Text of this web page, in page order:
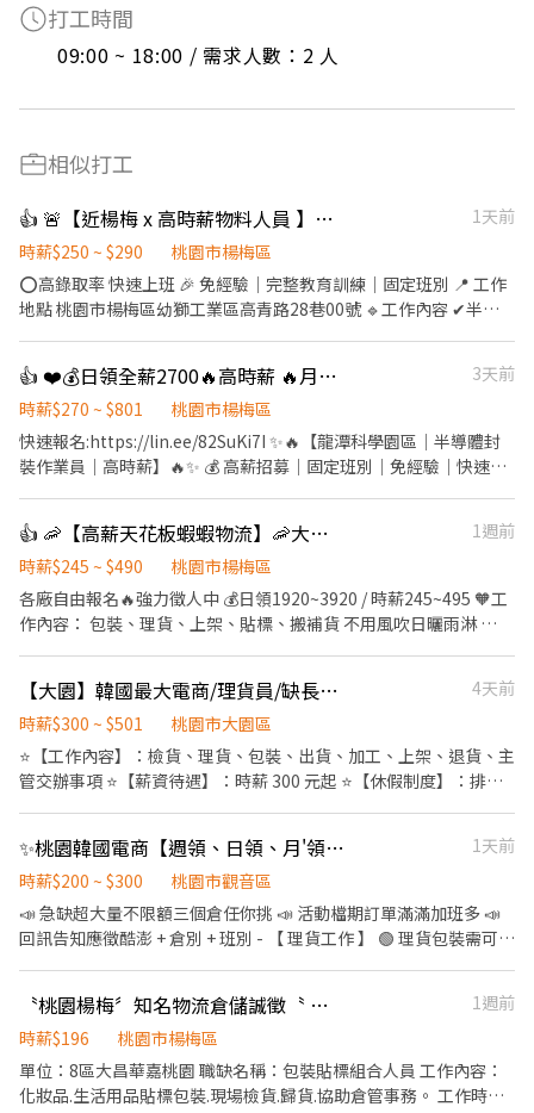
打工時間
09:00 ~ 18:00 / 需求人數：2 人
相似打工
👍 🚨【近楊梅 x 高時薪物料人員 】固定班｜週休六日｜無經驗可 🔥
1天前
時薪$250 ~ $290
桃園市楊梅區
⭕高錄取率 快速上班 🎉 免經驗｜完整教育訓練｜固定班別 📍 工作
地點 桃園市楊梅區幼獅工業區高青路28巷00號 🔹工作內容 ✔半導
小時，固定班別不輪班 🕒固定班別（免輪班） 🔸 早班｜08:00－
17:00（休息1小時） 🔸 中班｜15:00－24:00（休息1小時） 🔸 夜班
｜23:00－08:00（休息1小時） 💰薪資待遇 ⭐日班 08:00-17:00
$250(H) ⭐$44,000 含加班約 $64,000 ⭐中班 15:00-24:00 $265(H)
健保／勞退6％ ✅ 團體保險 ✅ 三節禮券／禮盒 ✅ 上百家特約商店優
惠 ✅ 穩定加班機會，想多賺沒問題！ ━━━━━━━━━━ 📣【應
徵條件】 ✔ 可接受穿著無塵衣 ✔ 可配合加班 ✔ 無經驗可、二度就
業可 🔥 想進入半導體產業、穩定賺高薪，現在就是好機會！ -------
---------------------------------------------------------------- 報名
請加好友，告知大名跟電話專員優先回覆唷 ✅聯絡窗口：李專員
0908-212298 ✅ID搜尋：@425gsxrr -想了解更多工作資訊快加我
👍 ❤️💰日領全薪2700🔥高時薪 🔥月休 15天🔥休假多多🔥表現良好可轉正
3天前
時薪$270 ~ $801
桃園市楊梅區
快速報名:https://lin.ee/82SuKi7I ✨🔥【龍潭科學園區｜半導體封
裝作業員｜高時薪】🔥✨ 💰 高薪招募｜固定班別｜免經驗｜快速上
67,000元 💵 可日領2,700元 💵 可週領1,700元／天
━━━━━━━━━━━━━━ 📍 工作地點 桃園市龍潭區｜龍園五
路（龍潭科學園區） 🚗 楊梅愛買 約8分鐘 🚗 龍潭大池 約10分鐘 🚗
平鎮工業區、烏樹林 約10分鐘 ━━━━━━━━━━━━━━ 🛠
━━━━━━━━━━━━━━ ⏰ 上班時間 ☀️ 日班｜07:00－
19:10 🌙 夜班｜19:00－07:10 📅 做二休二（固定班別） 🍱 中午休
✅ 勞保、健保、勞退6%提撥 ✅ 三節禮金（依公司規定） ✅ 工作穩
定、長期職缺 ✅ 日領／週領制度 ✅ 免經驗可，完整教育訓練 📌 應
徵條件 ✔ 可接受久站作業 ✔ 可配合搬運物料 ✔ 可配合加班 ✔無塵
衣 ✔顯微鏡 📩 想加入半導體產業、挑戰高薪嗎？ 歡迎立即私訊報名
或預約面試，名額有限，額滿為止！
👍 🦐【高薪天花板蝦蝦物流】🦐大園 / 楊梅/威獅/青埔
1週前
時薪$245 ~ $490
桃園市楊梅區
各廠自由報名🔥強力徵人中 💰日領1920~3920 / 時薪245~495 🧡工
作內容： 包裝、理貨、上架、貼標、搬補貨 不用風吹日曬雨淋 🌤️
大園區建國路000號 高鐵:桃園市中壢區高鐵南路四段000號 🕘 威獅
倉 早班｜ 08:00－17:00 晚班｜ 16:00－01:00 夜班｜ 22:00－07:00
🕘楊梅倉 早班｜08:00－17:00 晚班｜18:00－03:00 大夜｜00:00－
09:00 🕘大園 早班｜09:00-18:00 晚班｜15:00-00:00 晚八｜20:00-
一波🔥 日領全薪 / 週領最高1萬 📱加 ʟɪɴᴇ快速報名趕快卡位 點擊快
速✚好友： https://lin.ee/JefzYJo #提供住宿 #免費供餐 #日領全薪
#高額週領一萬 #蘆竹 #南崁 #大園#青埔#中壢#楊梅#威獅 #轉他人
帳戶 #現金 #日領#週領 ⚡️⚡️⚡️名額有限 截圖✚ ʟɪɴᴇ 報名 ⚡️⚡️⚡️ 安心求
職請找💼徐小姐
【大園】韓國最大電商/理貨員/缺長派/高時薪300-501/免費交通車/1-RM
4天前
時薪$300 ~ $501
桃園市大園區
⭐【工作內容】：檢貨、理貨、包裝、出貨、加工、上架、退貨、主
管交辦事項 ⭐【薪資待遇】：時薪 300 元起 ⭐【休假制度】：排休
點】：桃園市大園區建國路102號 ⭐【注意事項】：需久站、搬重
⭐【法定項目／福利】：免費交通車、可日領、三節禮品或禮金、結
婚生育禮金、喪儀慰問金(到職滿一個月即可享有)
✨桃園韓國電商【週領、日領、月'領、現金、匯款】【假日班皆有】交通車🩷
1天前
時薪$200 ~ $300
桃園市觀音區
📣 急缺超大量不限額三個倉任你挑 📣 活動檔期訂單滿滿加班多 📣
回訊告知應徵酷澎 + 倉別 + 班別 - 【 理貨工作 】 🟢 理貨包裝需可接
https://reurl.cc/rErN4Z ) 🟢【 臨時工 】任何倉都沒有提供交通車
服務 - 【 上班地點 】 🔔 桃園 1 倉 : 大園建國路 (5F) ( 周休、假日早
班 ) 🔔 桃園 3 倉 : 大園中山南路 ( 假日班 ) 🔔 桃園 4 倉 : 觀音區玉林
路 🔔 桃園 5 倉：觀音寶倉街 ( 可周休、假日班 ) 🔔 桃園 6 倉：大園
〝桃園楊梅〞知名物流倉儲誠徵〝 包裝貼標組合人員〞周休二日
1週前
時薪$196
桃園市楊梅區
單位：8區大昌華嘉桃園 職缺名稱：包裝貼標組合人員 工作內容：
化妝品.生活用品貼標包裝.現場檢貨.歸貨.協助倉管事務。 工作時